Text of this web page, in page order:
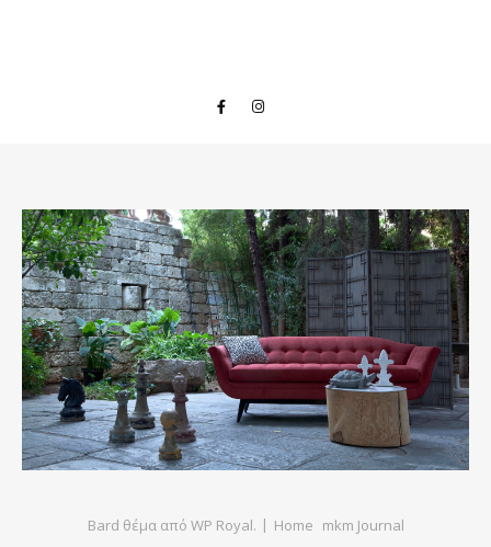
Bard θέμα από WP Royal. Home mkm Journal